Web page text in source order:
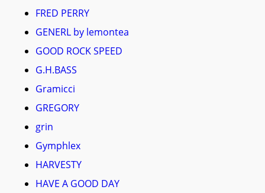
FRED PERRY
GENERL by lemontea
GOOD ROCK SPEED
G.H.BASS
Gramicci
GREGORY
grin
Gymphlex
HARVESTY
HAVE A GOOD DAY